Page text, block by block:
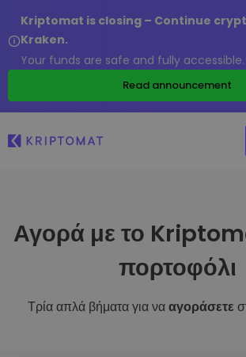
Kriptomat is closing – Continue
Kraken.
Your funds are safe and fully accessible.
Read announcement
Αγορά με το
πορτοφόλι
Τρία απλά βήματα για νααγοράσετε